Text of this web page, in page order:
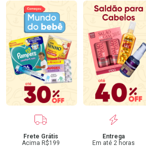
Benefícios
Frete Grátis
Acima R$199
Entrega
Em até 2 horas